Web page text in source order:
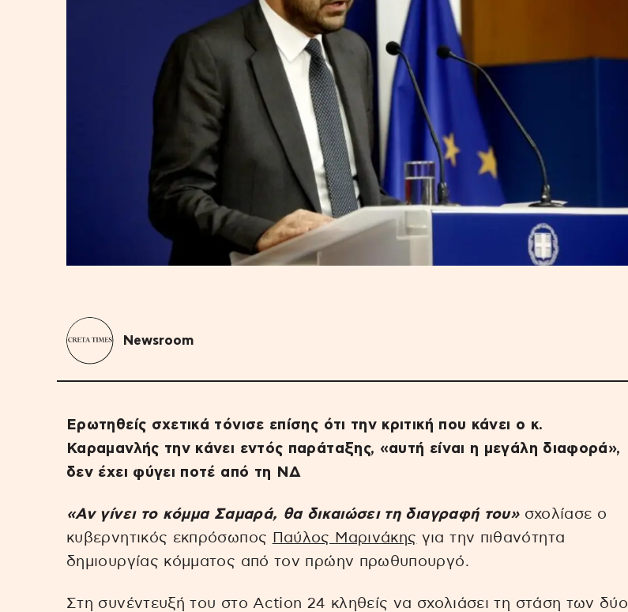
Newsroom
Ερωτηθείς σχετικά τόνισε επίσης ότι την κριτική που κάνει ο κ.
Καραμανλής την κάνει εντός παράταξης, «αυτή είναι η μεγάλη διαφορά»,
δεν έχει φύγει ποτέ από τη ΝΔ
«Αν γίνει το κόμμα Σαμαρά, θα δικαιώσει τη διαγραφή του»σχολίασε ο
κυβερνητικός εκπρόσωπος Παύλος Μαρινάκης για την πιθανότητα
δημιουργίας κόμματος από τον πρώην πρωθυπουργό.
Στη συνέντευξή του στο Action 24 κληθείς να σχολιάσει τη στάση των δύο